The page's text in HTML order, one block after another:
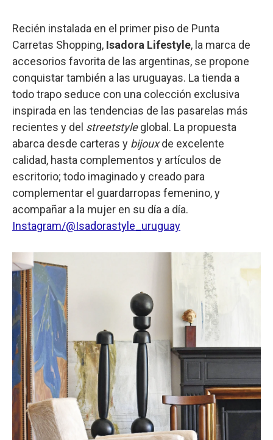
Recién instalada en el primer piso de Punta
Carretas Shopping, Isadora Lifestyle, la marca de
accesorios favorita de las argentinas, se propone
conquistar también a las uruguayas. La tienda a
todo trapo seduce con una colección exclusiva
inspirada en las tendencias de las pasarelas más
recientes y del streetstyleglobal. La propuesta
abarca desde carteras y bijouxde excelente
calidad, hasta complementos y artículos de
escritorio; todo imaginado y creado para
complementar el guardarropas femenino, y
acompañar a la mujer en su día a día.
Instagram/@Isadorastyle_uruguay